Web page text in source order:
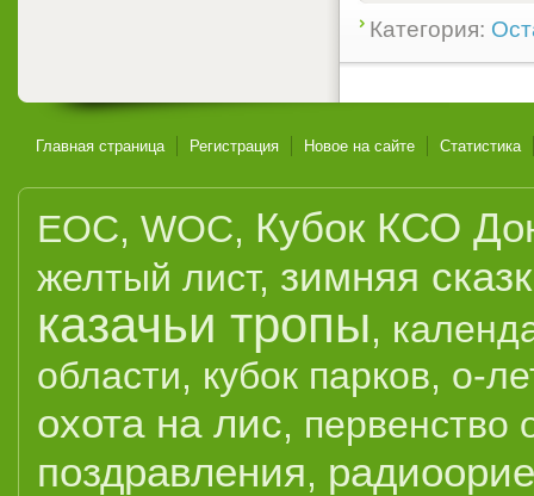
Категория:
Главная страница Регистрация Новое на сайте Статистика
EOC, WOC, Кубок КСО
желтый лист, зимняя
казачьи тропы,
области, кубок парков, о-
охота на лис, первенство
поздравления,